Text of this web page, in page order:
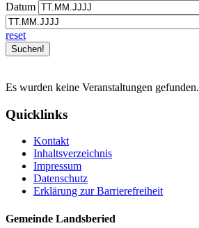
Datum
reset
Es wurden keine Veranstaltungen gefunden.
Quicklinks
Kontakt
Inhaltsverzeichnis
Impressum
Datenschutz
Erklärung zur Barrierefreiheit
Gemeinde Landsberied